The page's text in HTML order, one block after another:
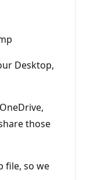
Desktop,
those
file, so we